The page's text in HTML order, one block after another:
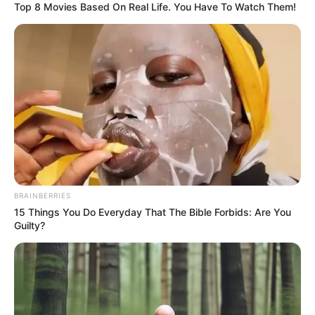
Baca juga:Biodata, Profil, dan Fakta Lee Ruby
Top 8 Movies Based On Real Life. You Have To Watch Them!
BRAINBERRIES
15 Things You Do Everyday That The Bible Forbids: Are You
Guilty?